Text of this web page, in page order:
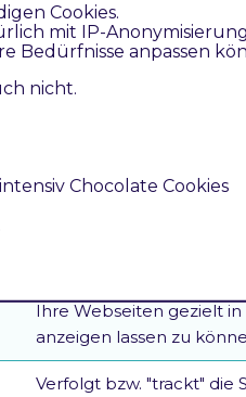
Ermöglicht die
Produktspezifischer
Zwecken.
Bietet Google Analytics
User-Journey durch
Ihre Webseiten gezielt
anzeigen lassen zu
Verfolgt bzw. "trackt" die
Cookies.
mit IP-
Bedürfnisse anpassen
nicht.
Chocolate Cookies